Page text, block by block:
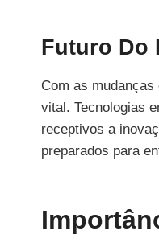
Futuro Do
Com as
vital. Tecnologias
receptivos a
preparados para